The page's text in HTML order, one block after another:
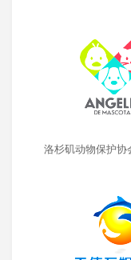
洛杉矶动物保护协